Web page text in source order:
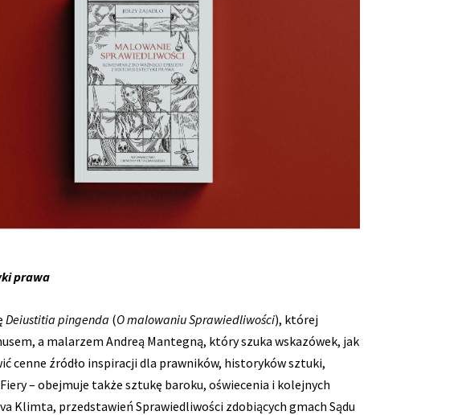
prawa
Deiustitia pingenda (O malowaniu Sprawiedliwości), której
a malarzem Andreą Mantegną, który szuka wskazówek, jak
cenne źródło inspiracji dla prawników, historyków sztuki,
– obejmuje także sztukę baroku, oświecenia i kolejnych
Klimta, przedstawień Sprawiedliwości zdobiących gmach Sądu